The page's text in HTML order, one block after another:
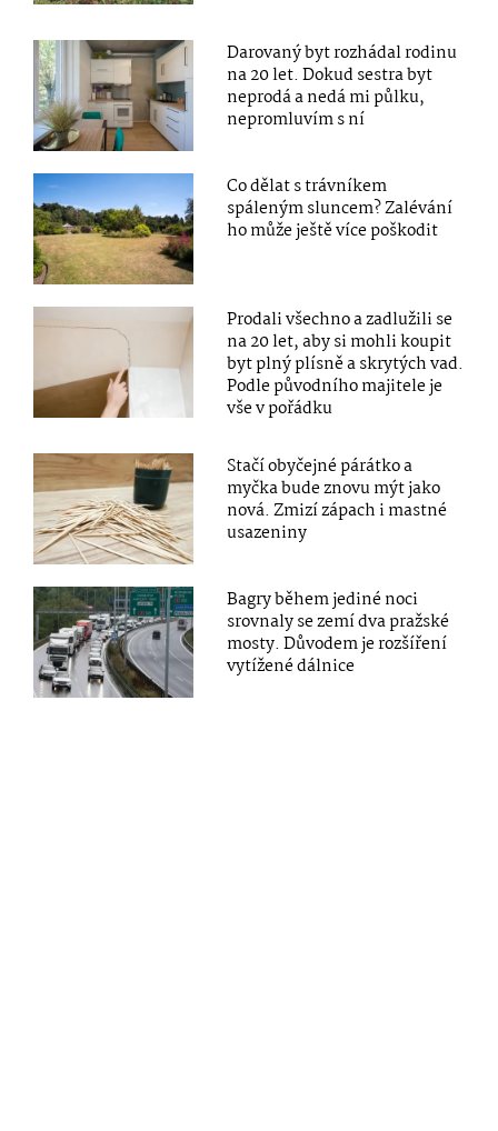
Darovaný byt rozhádal rodinu
na 20 let. Dokud sestra byt
neprodá a nedá mi půlku,
nepromluvím s ní
Co dělat s trávníkem
spáleným sluncem? Zalévání
ho může ještě více poškodit
Prodali všechno a zadlužili se
na 20 let, aby si mohli koupit
byt plný plísně a skrytých vad.
Podle původního majitele je
vše v pořádku
Stačí obyčejné párátko a
myčka bude znovu mýt jako
nová. Zmizí zápach i mastné
usazeniny
Bagry během jediné noci
srovnaly se zemí dva pražské
mosty. Důvodem je rozšíření
vytížené dálnice